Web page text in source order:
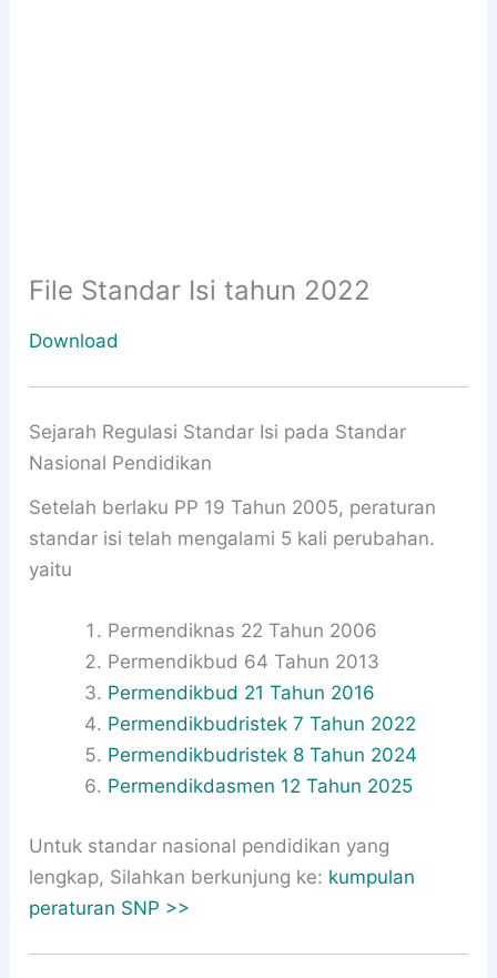
File Standar Isi tahun 2022
Download
Sejarah Regulasi Standar Isi pada Standar
Nasional Pendidikan
Setelah berlaku PP 19 Tahun 2005, peraturan
standar isi telah mengalami 5 kali perubahan.
yaitu
Permendiknas 22 Tahun 2006
Permendikbud 64 Tahun 2013
Permendikbud 21 Tahun 2016
Permendikbudristek 7 Tahun 2022
Permendikbudristek 8 Tahun 2024
Permendikdasmen 12 Tahun 2025
Untuk standar nasional pendidikan yang
lengkap, Silahkan berkunjung ke: kumpulan
peraturan SNP >>